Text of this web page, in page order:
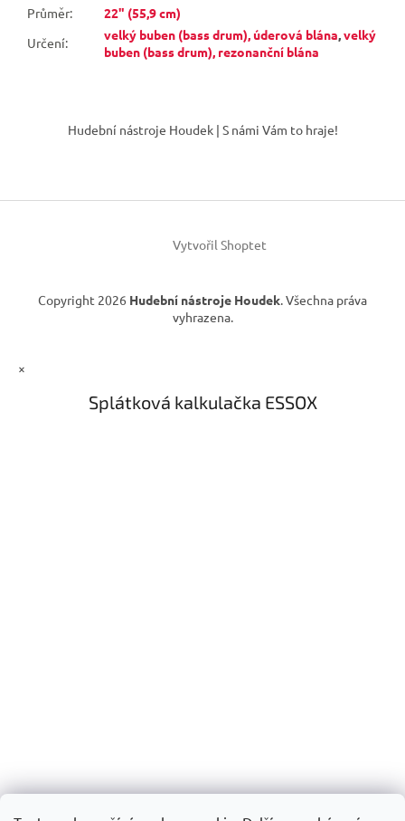
Průměr:
22" (55,9 cm)
Určení: velký buben (bass drum), úderová blána,velký
buben (bass drum), rezonanční blána
í
Hudební nástroje Houdek | S námi Vám to hraje!
Vytvořil Shoptet
Copyright 2026 Hudební nástroje Houdek. Všechna práva
vyhrazena.
×
Splátková kalkulačka ESSOX